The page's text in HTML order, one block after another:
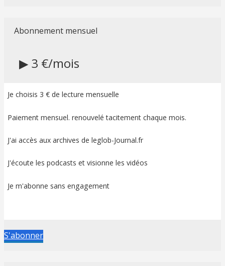
Abonnement mensuel
▶ 3 €/mois
Je choisis 3 € de lecture mensuelle
Paiement mensuel. renouvelé tacitement chaque mois.
J'ai accès aux archives de leglob-Journal.fr
J'écoute les podcasts et visionne les vidéos
Je m'abonne sans engagement
S'abonner